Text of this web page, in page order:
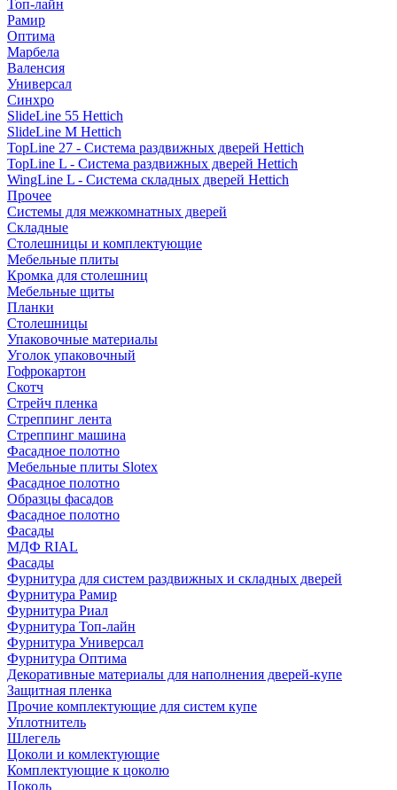
Топ-лайн
Рамир
Оптима
Марбела
Валенсия
Универсал
Синхро
SlideLine 55 Hettich
SlideLine M Hettich
TopLine 27 - Система раздвижных дверей Hettich
TopLine L - Система раздвижных дверей Hettich
WingLine L - Система складных дверей Hettich
Прочее
Системы для межкомнатных дверей
Складные
Столешницы и комплектующие
Мебельные плиты
Кромка для столешниц
Мебельные щиты
Планки
Столешницы
Упаковочные материалы
Уголок упаковочный
Гофрокартон
Скотч
Стрейч пленка
Стреппинг лента
Стреппинг машина
Фасадное полотно
Мебельные плиты Slotex
Фасадное полотно
Образцы фасадов
Фасадное полотно
Фасады
МДФ RIAL
Фасады
Фурнитура для систем раздвижных и складных дверей
Фурнитура Рамир
Фурнитура Риал
Фурнитура Топ-лайн
Фурнитура Универсал
Фурнитура Оптима
Декоративные материалы для наполнения дверей-купе
Защитная пленка
Прочие комплектующие для систем купе
Уплотнитель
Шлегель
Цоколи и комлектующие
Комплектующие к цоколю
Цоколь